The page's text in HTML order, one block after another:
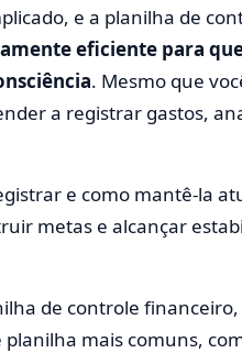
e a planilha de
eficiente para
. Mesmo que
a registrar gastos,
e como mantê-la
metas e alcançar
de controle financeiro,
mais comuns,